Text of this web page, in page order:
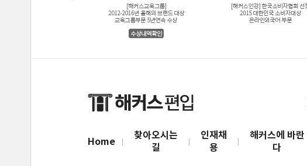
Home
찾아오시는
길
인재채
용
해커스에 바란
다